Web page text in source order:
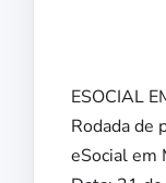
ESOCIAL
Rodada de
eSocial em